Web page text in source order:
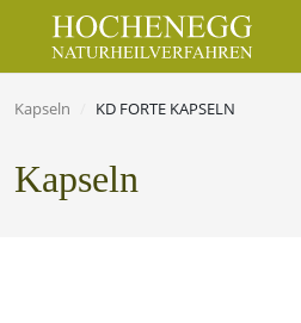
Kapseln KD FORTE KAPSELN
Kapseln